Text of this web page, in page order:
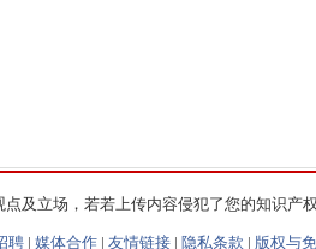
及立场，若若上传内容侵犯了您的知识产
聘 | 媒体合作 | 友情链接 | 隐私条款 | 版权与